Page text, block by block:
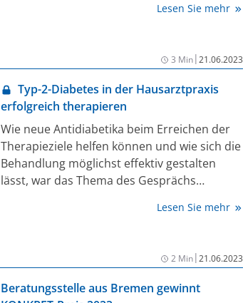
Lesen Sie mehr
3 Min|21.06.2023
Typ-2-Diabetes in der Hausarztpraxis
erfolgreich therapieren
Wie neue Antidiabetika beim Erreichen der
Therapieziele helfen können und wie sich die
Behandlung möglichst effektiv gestalten
lässt, war das Thema des Gesprächs
Allgemeinmedizin, und Dr. Marcel Kaiser,
des Kongresses der Deutschen Gesellschaft
für Innere Medizin statt.
Lesen Sie mehr
2 Min|21.06.2023
Beratungsstelle aus Bremen gewinnt